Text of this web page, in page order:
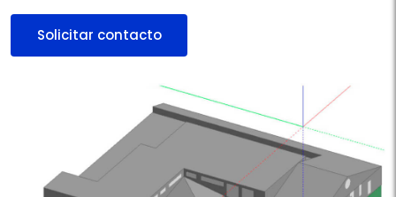
Solicitar contacto